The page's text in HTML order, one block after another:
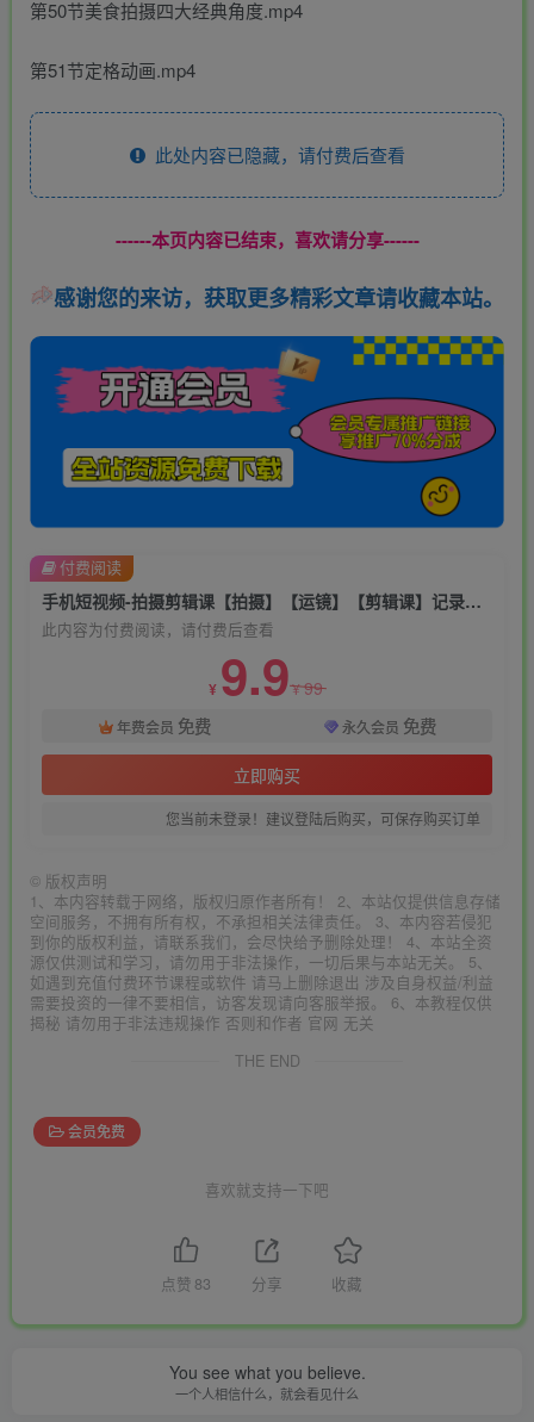
第50节美食拍摄四大经典角度.mp4
第51节定格动画.mp4
此处内容已隐藏，请付费后查看
------本页内容已结束，喜欢请分享------
感谢您的来访，获取更多精彩文章请收藏本站。
手机短视频-拍摄剪辑课【拍摄】【运镜】【剪辑课】记录日常
此内容为付费阅读，请付费后查看
¥ 9.9¥99
年费会员 免费 永久会员 免费
立即购买
您当前未登录！建议登陆后购买，可保存购买订单
付费阅读
© 版权声明
1、本内容转载于网络，版权归原作者所有！ 2、本站仅提供信息存储
空间服务，不拥有所有权，不承担相关法律责任。 3、本内容若侵犯
到你的版权利益，请联系我们，会尽快给予删除处理！ 4、本站全资
源仅供测试和学习，请勿用于非法操作，一切后果与本站无关。 5、
如遇到充值付费环节课程或软件 请马上删除退出 涉及自身权益/利益
需要投资的一律不要相信，访客发现请向客服举报。 6、本教程仅供
揭秘 请勿用于非法违规操作 否则和作者 官网 无关
THE END
会员免费
喜欢就支持一下吧
点赞 83 分享 收藏
You see what you believe.
一个人相信什么，就会看见什么